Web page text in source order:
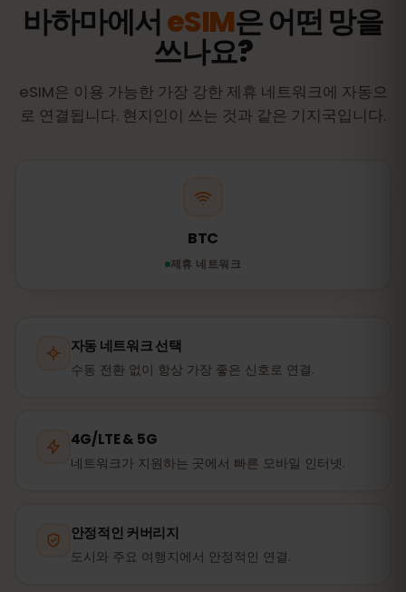
바하마에서eSIM은 어떤 망을
쓰나요?
eSIM은 이용 가능한 가장 강한 제휴 네트워크에 자동으
로 연결됩니다. 현지인이 쓰는 것과 같은 기지국입니다.
BTC
제휴 네트워크
자동 네트워크 선택
수동 전환 없이 항상 가장 좋은 신호로 연결.
4G/LTE & 5G
네트워크가 지원하는 곳에서 빠른 모바일 인터넷.
안정적인 커버리지
도시와 주요 여행지에서 안정적인 연결.